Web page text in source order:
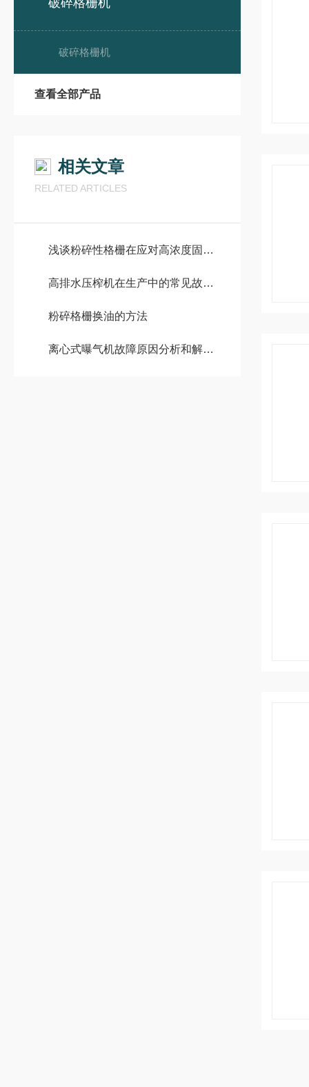
破碎格栅机
破碎格栅机
查看全部产品
相关文章
RELATED ARTICLES
浅谈粉碎性格栅在应对高浓度固形物污水挑战中的表现
高排水压榨机在生产中的常见故障及解决方法是什么？
粉碎格栅换油的方法
离心式曝气机故障原因分析和解决方法